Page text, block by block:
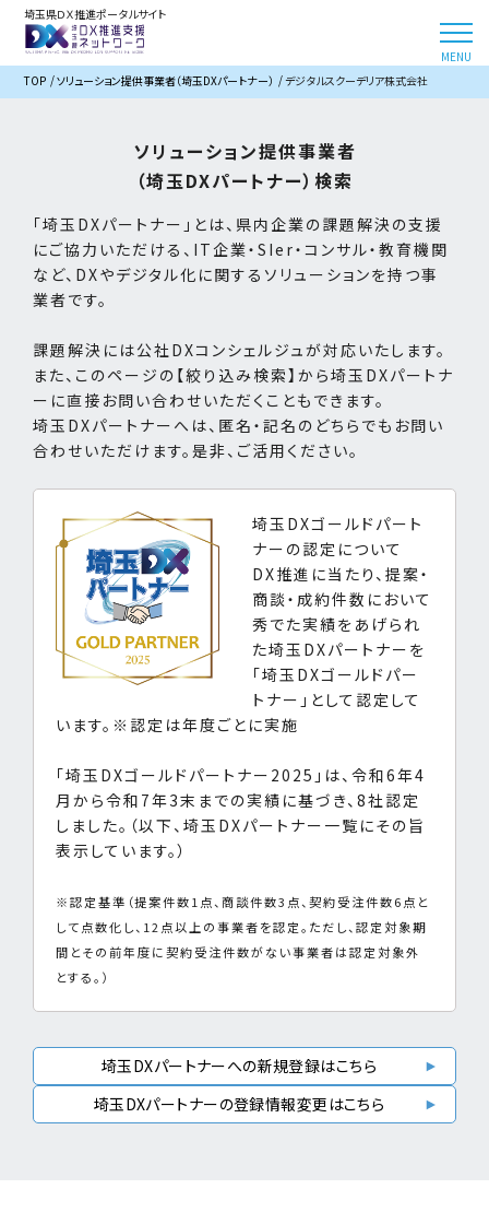
埼玉県ＤＸ推進ポータルサイト
TOP ソリューション提供事業者（埼玉DXパートナー） デジタルスクーデリア株式会社
ソリューション提供事業者
（埼玉DXパートナー）検索
「埼玉DXパートナー」とは、県内企業の課題解決の支援
にご協力いただける、IT企業・SIer・コンサル・教育機関
など、DXやデジタル化に関するソリューションを持つ事
業者です。
課題解決には公社DXコンシェルジュが対応いたします。
また、このページの【絞り込み検索】から埼玉DXパートナ
ーに直接お問い合わせいただくこともできます。
埼玉DXパートナーへは、匿名・記名のどちらでもお問い
合わせいただけます。是非、ご活用ください。
埼玉DXゴールドパート
ナーの認定について
DX推進に当たり、提案・
商談・成約件数において
秀でた実績をあげられ
た埼玉DXパートナーを
「埼玉DXゴールドパー
トナー」として認定して
います。※認定は年度ごとに実施
「埼玉DXゴールドパートナー2025」は、令和6年4
月から令和7年3末までの実績に基づき、8社認定
しました。（以下、埼玉DXパートナー一覧にその旨
表示しています。）
※認定基準（提案件数1点、商談件数3点、契約受注件数6点と
して点数化し、12点以上の事業者を認定。ただし、認定対象期
間とその前年度に契約受注件数がない事業者は認定対象外
とする。）
埼玉DXパートナーへの新規登録はこちら
埼玉DXパートナーの登録情報変更はこちら